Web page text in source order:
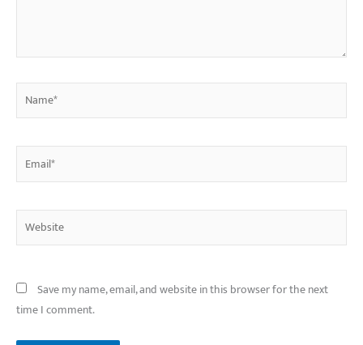
Website
Save my name, email, and website in this browser for the next
time I comment.